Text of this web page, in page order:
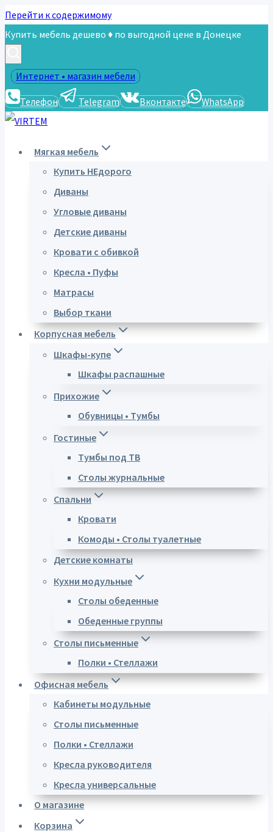
Перейти к содержимому
Купить мебель дешево ♦ по выгодной цене в Донецке
Интернет • магазин мебели
Телефон Telegram Вконтакте WhatsApp
Мягкая мебель
Купить НЕдорого
Диваны
Угловые диваны
Детские диваны
Кровати с обивкой
Кресла • Пуфы
Матрасы
Выбор ткани
Корпусная мебель
Шкафы-купе
Шкафы распашные
Прихожие
Обувницы • Тумбы
Гостиные
Тумбы под ТВ
Столы журнальные
Спальни
Кровати
Комоды • Столы туалетные
Детские комнаты
Кухни модульные
Столы обеденные
Обеденные группы
Столы письменные
Полки • Стеллажи
Офисная мебель
Кабинеты модульные
Столы письменные
Полки • Стеллажи
Кресла руководителя
Кресла универсальные
О магазине
Корзина